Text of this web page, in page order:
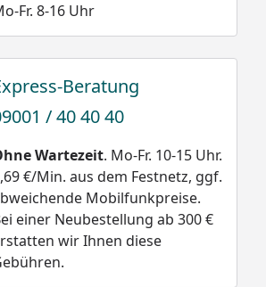
jedoch das Bereitstellen
von Beton.
Im Reiter "Infos" erhalten
Sie Infos über die benötigte
Menge an Beton.
Windbeständigkeit
km/h
Fr. 8-16 Uhr
Beratung
/ 40 40 40
Wartezeit. Mo-Fr. 10-15 Uhr.
€/Min. aus dem Festnetz, ggf.
Mobilfunkpreise.
einer Neubestellung ab 300 €
wir Ihnen diese